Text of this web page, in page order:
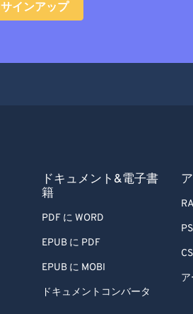
サインアップ
ドキュメント&電子書
籍
PDF に WORD
EPUB に PDF
EPUB に MOBI
ドキュメントコンバータ